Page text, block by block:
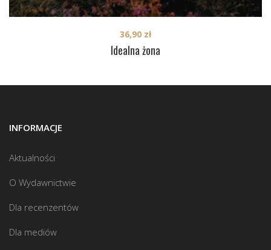
Idealna żona
36,90 zł
INFORMACJE
Aktualności
O Wydawnictwie
Dla recenzentów
Dla mediów